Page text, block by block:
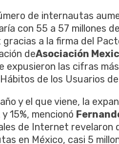
de internautas
con 55 a 57 millones
a la firma del
deAsociación
expusieron las cifras
de los Usuarios
y el que viene, la
15%, mencionó
de Internet revelaron
en México, casi 5